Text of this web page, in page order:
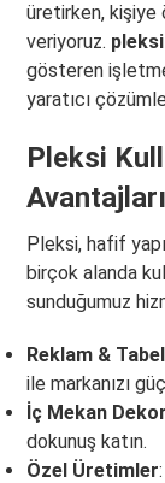
üretirken, kişiye
veriyoruz.
gösteren
yaratıcı
Pleksi
Avantajları
Pleksi, hafif
birçok alanda
sunduğumuz
Reklam &
ile markanızı
İç Mekan
dokunuş katın.
Özel Üretimler